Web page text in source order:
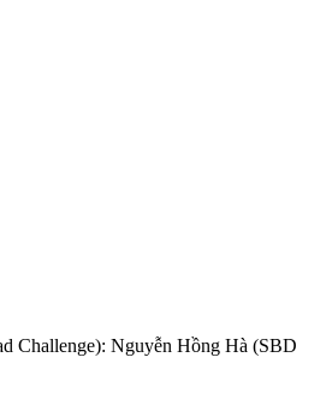
Challenge): Nguyễn Hồng Hà (SBD